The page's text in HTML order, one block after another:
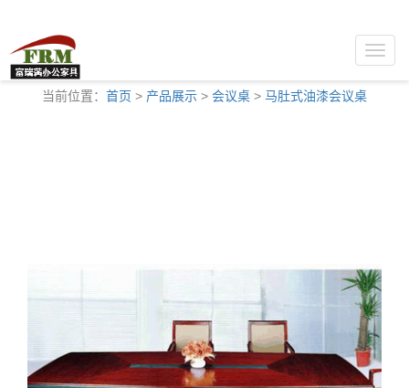
Toggle
当前位置： 首页 > 产品展示 > 会议桌 > 马肚式油漆会议桌